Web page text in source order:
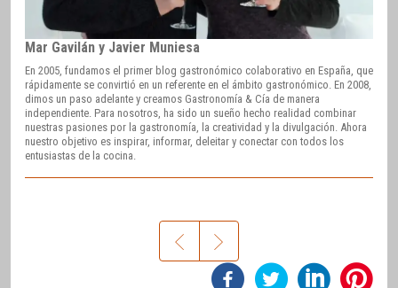
Mar Gavilán y Javier Muniesa
En 2005, fundamos el primer blog gastronómico colaborativo en España, que
rápidamente se convirtió en un referente en el ámbito gastronómico. En 2008,
dimos un paso adelante y creamos Gastronomía & Cía de manera
independiente. Para nosotros, ha sido un sueño hecho realidad combinar
nuestras pasiones por la gastronomía, la creatividad y la divulgación. Ahora
nuestro objetivo es inspirar, informar, deleitar y conectar con todos los
entusiastas de la cocina.